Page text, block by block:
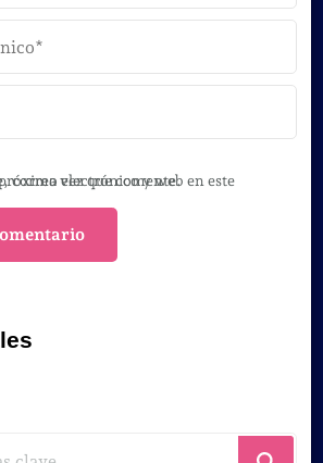
en este navegador para la próxima vez que comente.